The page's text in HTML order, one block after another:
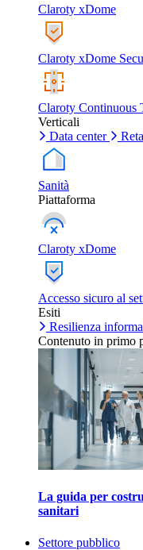
Claroty xDome
Claroty xDome
Claroty Continuous
Verticali
Data center
Sanità
Piattaforma
Claroty xDome
Accesso sicuro al
Esiti
Resilienza
Contenuto in primo
La guida per
sanitari
Settore pubblico